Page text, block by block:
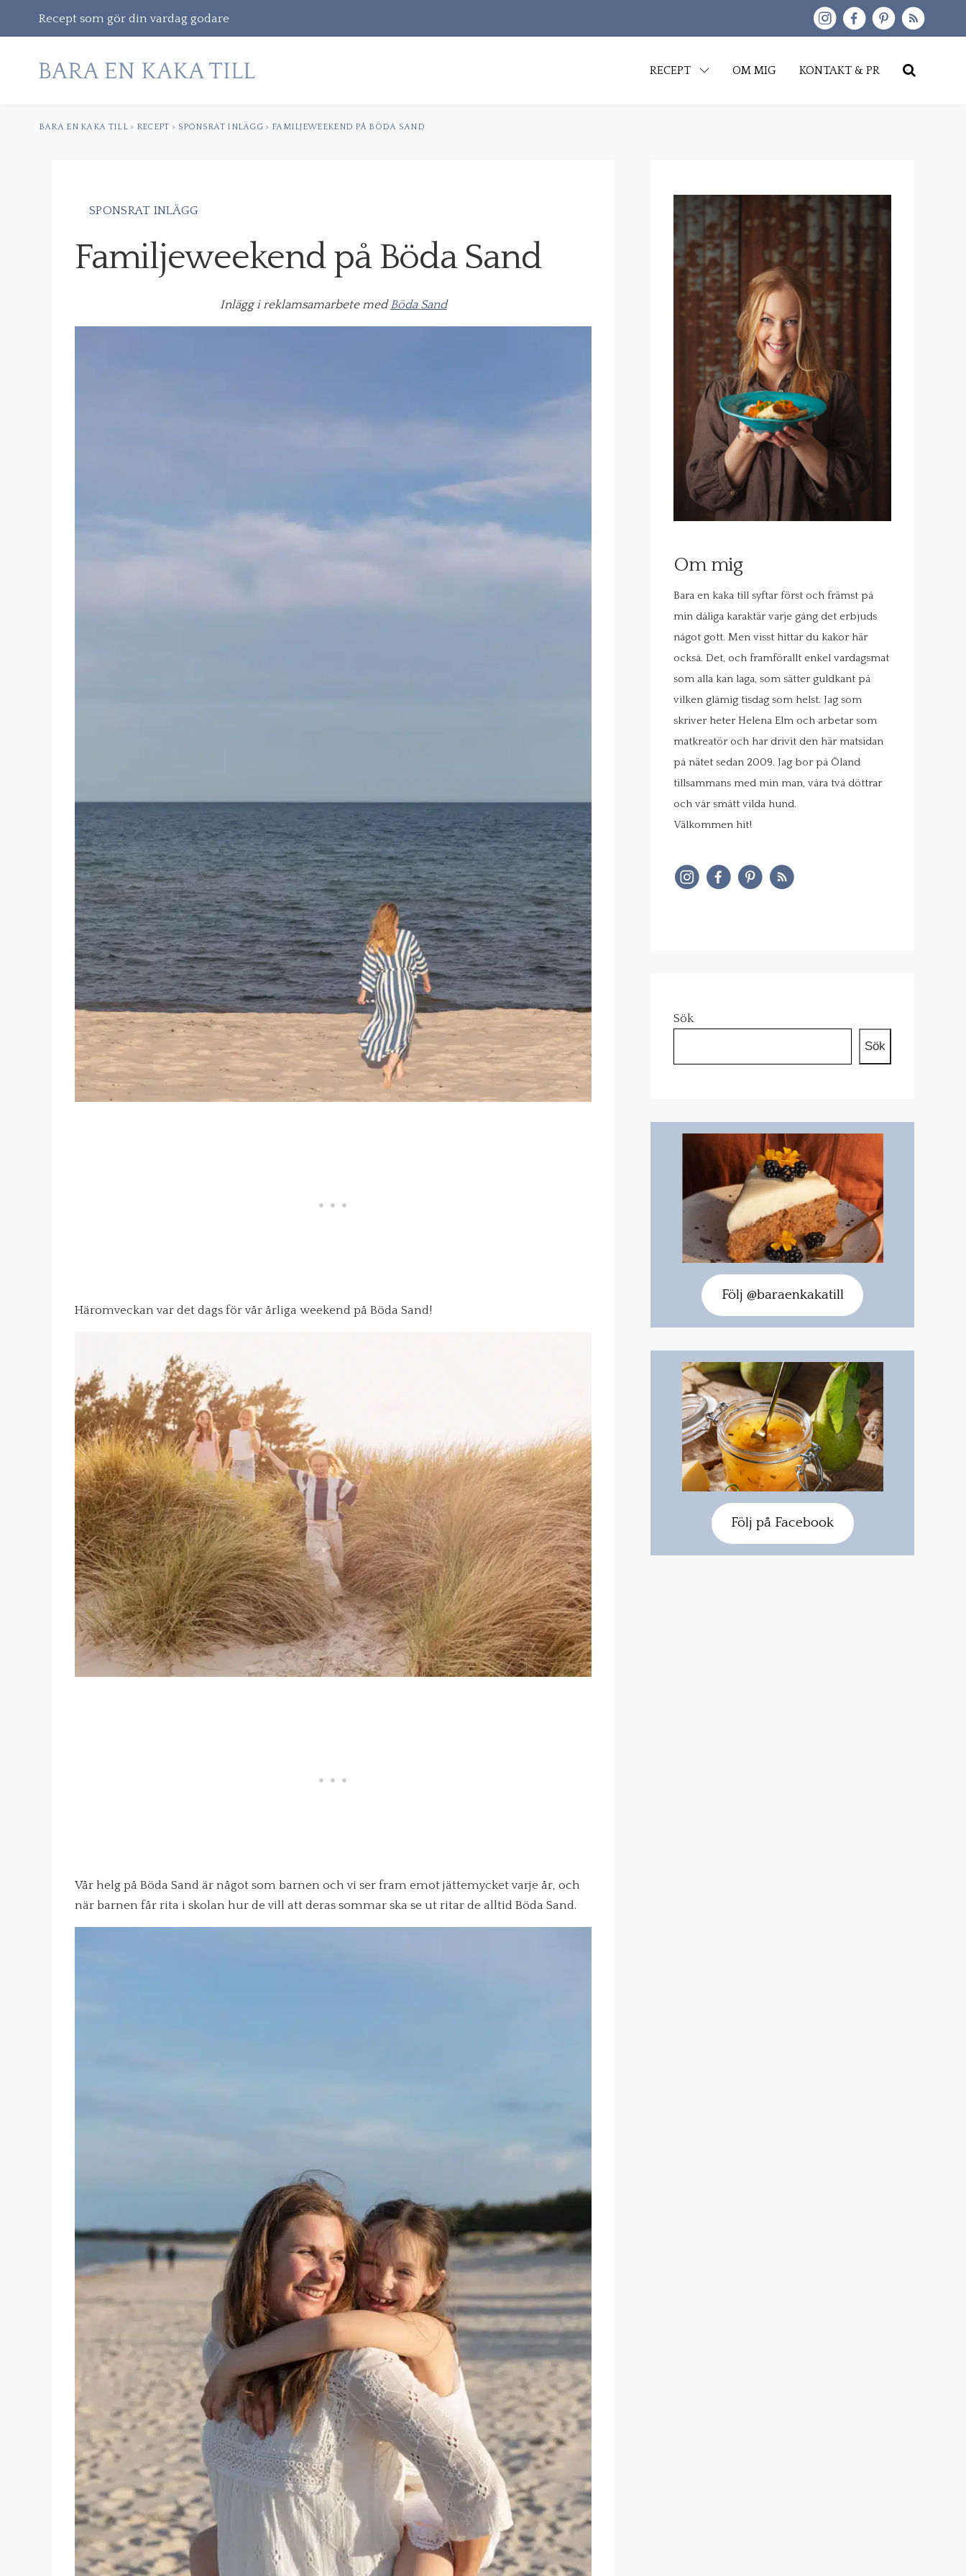
Recept som gör din vardag godare
Skip
RECEPT OM MIG KONTAKT & PR
Gå
efter:
BARA EN KAKA TILL> RECEPT > SPONSRAT INLÄGG > FAMILJEWEEKEND PÅ BÖDA SAND
SPONSRAT INLÄGG
Familjeweekend på Böda Sand
Inlägg i reklamsamarbete medBöda Sand
Häromveckan var det dags för vår årliga weekend på Böda Sand!
Vår helg på Böda Sand är något som barnen och vi ser fram emot jättemycket varje år, och
när barnen får rita i skolan hur de vill att deras sommar ska se ut ritar de alltid Böda Sand.
Om mig
Bara en kaka till syftar först och främst på
min dåliga karaktär varje gång det erbjuds
något gott. Men visst hittar du kakor här
också. Det, och framförallt enkel vardagsmat
som alla kan laga, som sätter guldkant på
vilken glåmig tisdag som helst. Jag som
skriver heter Helena Elm och arbetar som
matkreatör och har drivit den här matsidan
på nätet sedan 2009. Jag bor på Öland
tillsammans med min man, våra två döttrar
och vår smått vilda hund.
Välkommen hit!
Sök
Sök
Följ @baraenkakatill
Följ på Facebook